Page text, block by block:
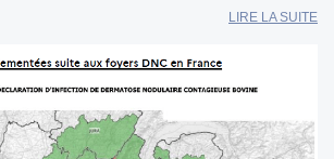
LIRE LA SUITE